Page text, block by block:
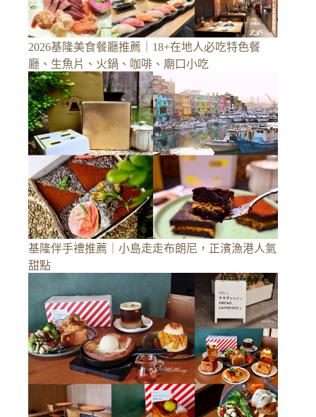
2026基隆美食餐廳推薦｜18+在地人必吃特色餐
廳、生魚片、火鍋、咖啡、廟口小吃
基隆伴手禮推薦｜小島走走布朗尼，正濱漁港人氣
甜點